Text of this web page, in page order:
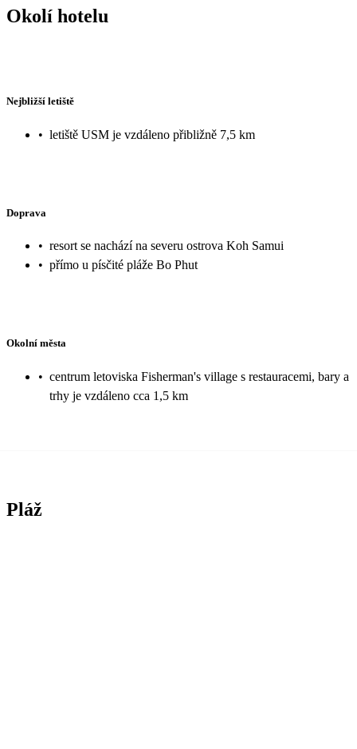
Okolí hotelu
Nejbližší letiště
• letiště USM je vzdáleno přibližně 7,5 km
Doprava
• resort se nachází na severu ostrova Koh Samui
• přímo u písčité pláže Bo Phut
Okolní města
• centrum letoviska Fisherman's village s restauracemi, bary a
trhy je vzdáleno cca 1,5 km
Pláž